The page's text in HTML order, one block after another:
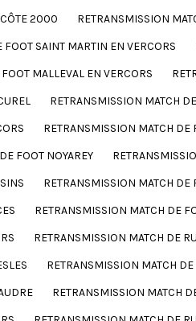
2000
RETRANSMISSION
SAINT MARTIN EN VERCORS
MALLEVAL EN VERCORS
RETRANSMISSION MATCH
RETRANSMISSION MATCH DE
FOOT NOYAREY
RETRANSMISSION MATCH DE
RETRANSMISSION MATCH DE
RETRANSMISSION MATCH DE
RETRANSMISSION MATCH
RETRANSMISSION MATCH